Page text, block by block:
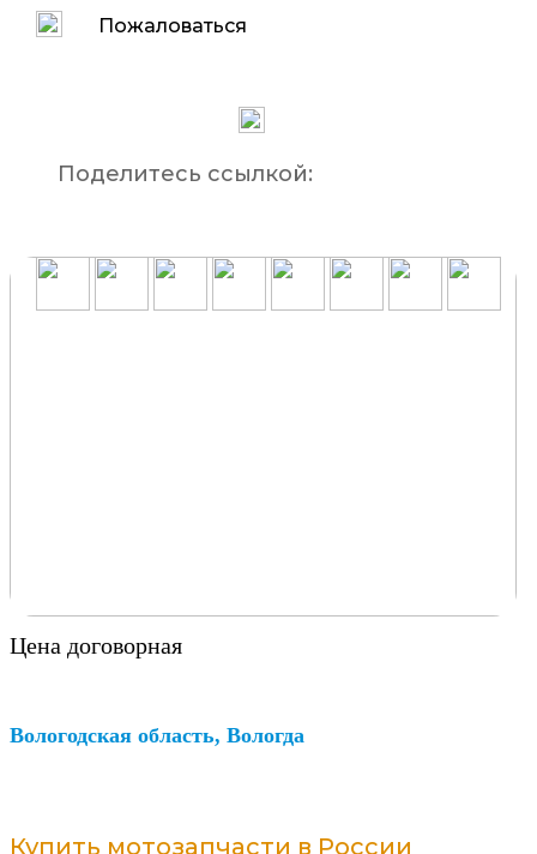
Пожаловаться
Поделитесь ссылкой:
Цена договорная
Вологодская область, Вологда
Купить мотозапчасти в России